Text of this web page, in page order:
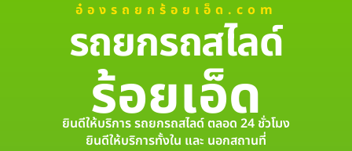
อ๋องรถยกร้อยเอ็ด.com
รถยกรถสไลด์
ร้อยเอ็ด
ยินดีให้บริการ รถยกรถสไลด์ ตลอด 24 ชั่วโมง
ยินดีให้บริการทั้งใน และ นอกสถานที่